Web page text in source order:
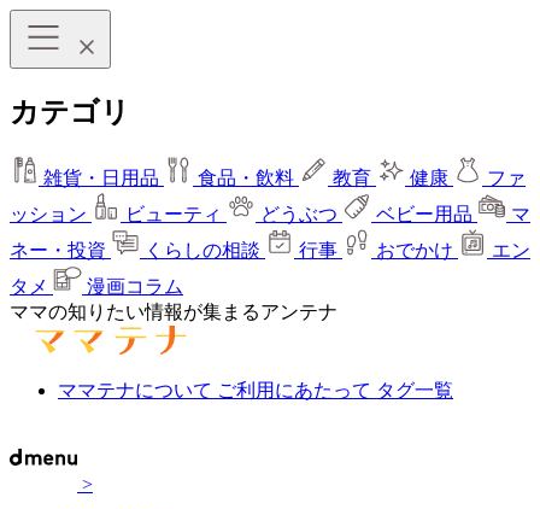
カテゴリ
雑貨・日用品 食品・飲料 教育 健康
ファ
ッション
ビューティ どうぶつ ベビー用品
マ
ネー・投資
くらしの相談 行事 おでかけ
エン
タメ
漫画コラム
ママの知りたい情報が集まるアンテナ
ママテナについて ご利用にあたって タグ一覧
>